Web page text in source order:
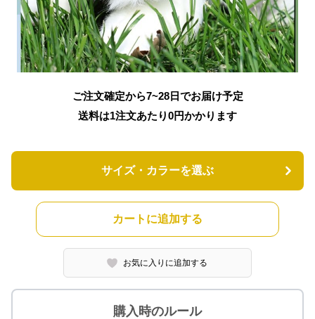
ご注文確定から7~28日でお届け予定
送料は1注文あたり0円かかります
サイズ・カラーを選ぶ
カートに追加する
お気に入りに追加する
購入時のルール